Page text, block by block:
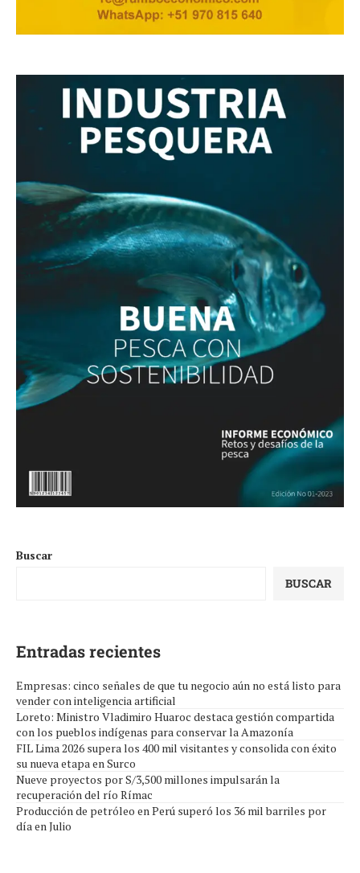
Buscar
BUSCAR
Entradas recientes
Empresas: cinco señales de que tu negocio aún no está listo para
vender con inteligencia artificial
Loreto: Ministro Vladimiro Huaroc destaca gestión compartida
con los pueblos indígenas para conservar la Amazonía
FIL Lima 2026 supera los 400 mil visitantes y consolida con éxito
su nueva etapa en Surco
Nueve proyectos por S/3,500 millones impulsarán la
recuperación del río Rímac
Producción de petróleo en Perú superó los 36 mil barriles por
día en Julio